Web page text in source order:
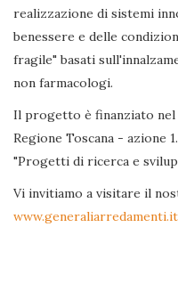
realizzazione di sistemi
benessere e delle
fragile" basati
non farmacologi.
Il progetto è finanziato nel
Regione Toscana - azione
"Progetti di ricerca e
Vi invitiamo a visitare il
www.generaliarredamenti.it